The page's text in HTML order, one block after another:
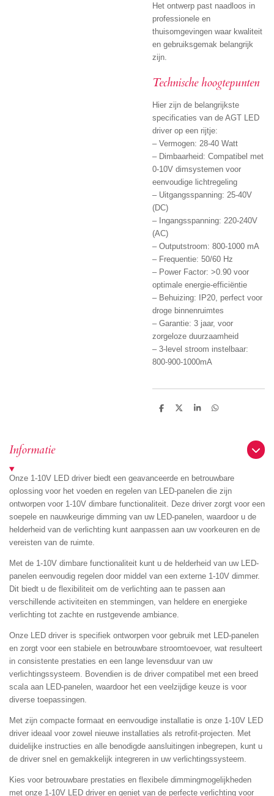
Het ontwerp past naadloos in
professionele en
thuisomgevingen waar kwaliteit
en gebruiksgemak belangrijk
zijn.
Technische hoogtepunten
Hier zijn de belangrijkste
specificaties van de AGT LED
driver op een rijtje:
– Vermogen: 28-40 Watt
– Dimbaarheid: Compatibel met
0-10V dimsystemen voor
eenvoudige lichtregeling
– Uitgangsspanning: 25-40V
(DC)
– Ingangsspanning: 220-240V
(AC)
– Outputstroom: 800-1000 mA
– Frequentie: 50/60 Hz
– Power Factor: >0.90 voor
optimale energie-efficiëntie
– Behuizing: IP20, perfect voor
droge binnenruimtes
– Garantie: 3 jaar, voor
zorgeloze duurzaamheid
– 3-level stroom instelbaar:
800-900-1000mA
D
D
S
D
Informatie
Onze 1-10V LED driver biedt een geavanceerde en betrouwbare
oplossing voor het voeden en regelen van LED-panelen die zijn
ontworpen voor 1-10V dimbare functionaliteit. Deze driver zorgt voor een
soepele en nauwkeurige dimming van uw LED-panelen, waardoor u de
helderheid van de verlichting kunt aanpassen aan uw voorkeuren en de
vereisten van de ruimte.
Met de 1-10V dimbare functionaliteit kunt u de helderheid van uw LED-
panelen eenvoudig regelen door middel van een externe 1-10V dimmer.
Dit biedt u de flexibiliteit om de verlichting aan te passen aan
verschillende activiteiten en stemmingen, van heldere en energieke
verlichting tot zachte en rustgevende ambiance.
Onze LED driver is specifiek ontworpen voor gebruik met LED-panelen
en zorgt voor een stabiele en betrouwbare stroomtoevoer, wat resulteert
in consistente prestaties en een lange levensduur van uw
verlichtingssysteem. Bovendien is de driver compatibel met een breed
scala aan LED-panelen, waardoor het een veelzijdige keuze is voor
diverse toepassingen.
Met zijn compacte formaat en eenvoudige installatie is onze 1-10V LED
driver ideaal voor zowel nieuwe installaties als retrofit-projecten. Met
duidelijke instructies en alle benodigde aansluitingen inbegrepen, kunt u
de driver snel en gemakkelijk integreren in uw verlichtingssysteem.
Kies voor betrouwbare prestaties en flexibele dimmingmogelijkheden
met onze 1-10V LED driver en geniet van de perfecte verlichting voor